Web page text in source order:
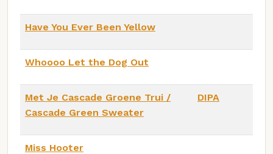
Have You Ever Been Yellow
Whoooo Let the Dog Out
Met Je Cascade Groene Trui /
Cascade Green Sweater
DIPA
Miss Hooter